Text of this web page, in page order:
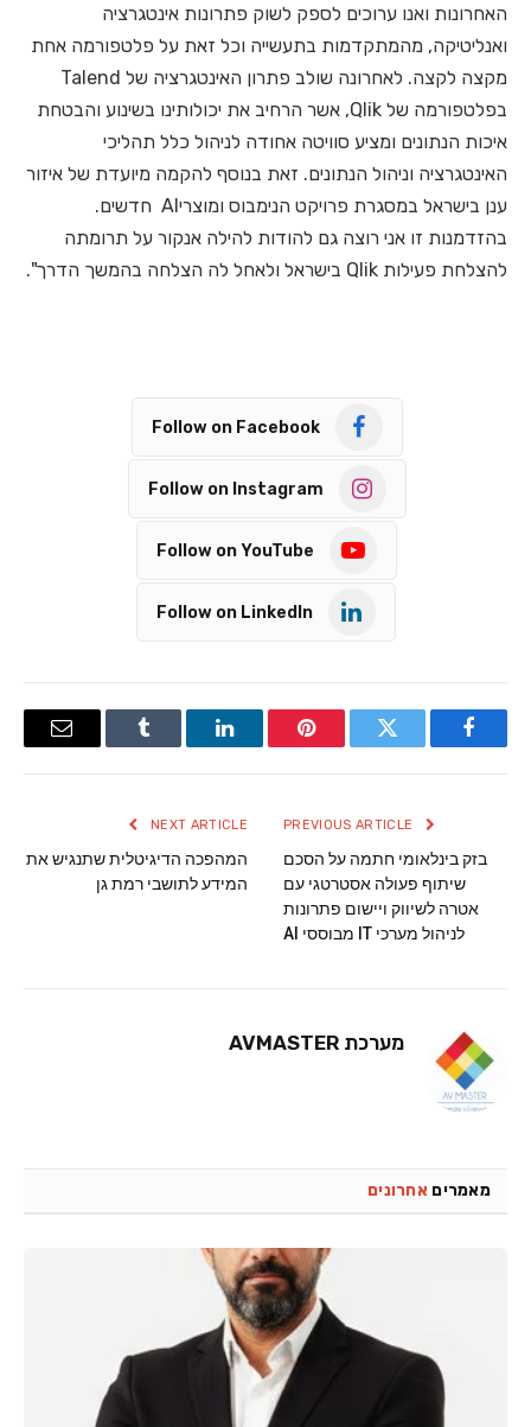
האחרונות ואנו ערוכים לספק לשוק פתרונות אינטגרציה
ואנליטיקה, מהמתקדמות בתעשייה וכל זאת על פלטפורמה אחת
מקצה לקצה. לאחרונה שולב פתרון האינטגרציה של Talend
בפלטפורמה של Qlik, אשר הרחיב את יכולותינו בשינוע והבטחת
איכות הנתונים ומציע סוויטה אחודה לניהול כלל תהליכי
האינטגרציה וניהול הנתונים. זאת בנוסף להקמה מיועדת של איזור
ענן בישראל במסגרת פרויקט הנימבוס ומוצריAI חדשים.
בהזדמנות זו אני רוצה גם להודות להילה אנקור על תרומתה
להצלחת פעילות Qlik בישראל ולאחל לה הצלחה בהמשך הדרך".
Follow on Facebook
Follow on Instagram
Follow on YouTube
Follow on LinkedIn
Facebook
Twitter
Pinterest
LinkedIn
Tumblr
Email
בזק בינלאומי חתמה על הסכם
שיתוף פעולה אסטרטגי עם
אטרה לשיווק ויישום פתרונות
לניהול מערכי IT מבוססי AI
NEXT ARTICLE
המהפכה הדיגיטלית שתנגיש את
המידע לתושבי רמת גן
מערכת AVMASTER
מאמרים אחרונים